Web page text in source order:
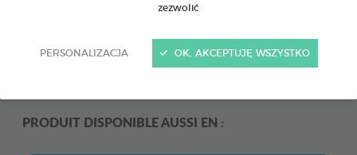
zezwolić
PERSONALIZACJA OK, AKCEPTUJĘ WSZYSTKO
PRODUIT DISPONIBLE AUSSI EN :